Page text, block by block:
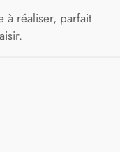
à réaliser, parfait